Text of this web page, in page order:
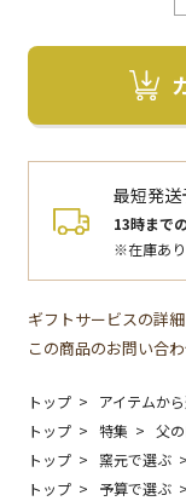
最短発
13時まで
※在庫あ
ギフトサービスの詳
この商品のお問い合
トップ アイテムか
トップ
特集
父
トップ
窯元で選ぶ
トップ
予算で選ぶ